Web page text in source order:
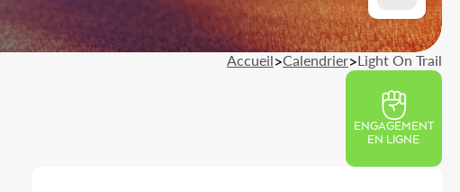
Accueil>Calendrier>Light On Trail
ENGAGEMENT
EN LIGNE